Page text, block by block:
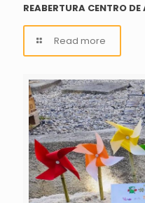
REABERTURA CENTRO
Read more